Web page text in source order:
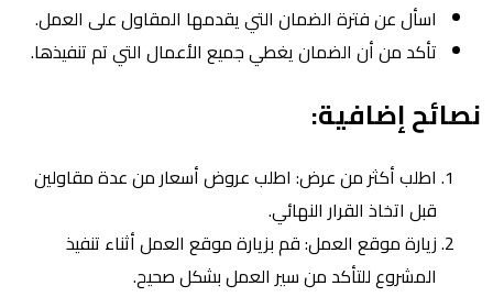
اسأل عن فترة الضمان التي يقدمها المقاول على العمل.
تأكد من أن الضمان يغطي جميع الأعمال التي تم تنفيذها.
نصائح إضافية:
اطلب أكثر من عرض: اطلب عروض أسعار من عدة مقاولين
قبل اتخاذ القرار النهائي.
زيارة موقع العمل: قم بزيارة موقع العمل أثناء تنفيذ
المشروع للتأكد من سير العمل بشكل صحيح.